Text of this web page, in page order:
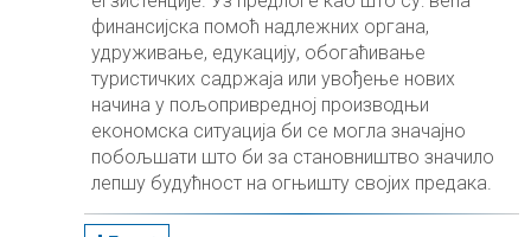
финансијска помоћ надлежних органа,
удруживање, едукацију, обогаћивање
туристичких садржаја или увођење нових
начина у пољопривредној производњи
економска ситуација би се могла значајно
побољшати што би за становништво значило
лепшу будућност на огњишту својих предака.